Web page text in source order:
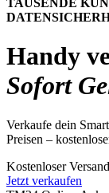
Handy
Sofort
Verkaufe dein
Preisen –
Kostenloser Versand
Jetzt verkaufen